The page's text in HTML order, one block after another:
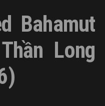
Bahamut
Long